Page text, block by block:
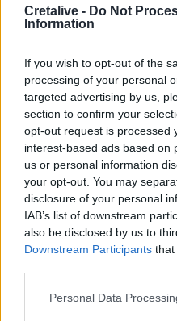
Cretalive - Do Not
Information
If you wish to opt-out of the
processing of your personal
targeted advertising by us,
section to confirm your
opt-out request is processed
interest-based ads based on
us or personal information
your opt-out. You may
disclosure of your personal
IAB’s list of downstream
also be disclosed by us to
Downstream Participants that
Personal Data
Ανήσυχος ιδίως μετά
τονΧαλίφα Χαφτάρ
ΣΥΡΙΖΑ Ηρακλείου,
καταθέτοντας
παράλληλα πρόκειται
τον νέο υπουργό
Θ.Πλεύρη στο πλαίσιο